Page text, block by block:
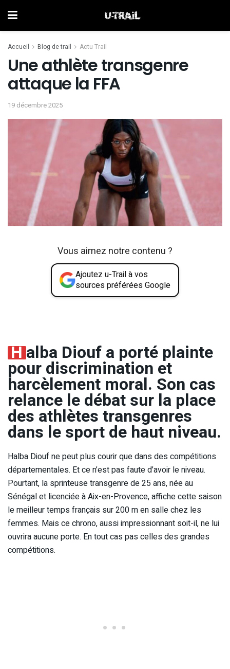
Accueil Blog de trail Actu Trail
Une athlète transgenre
attaque la FFA
19 décembre 2025
Vous aimez notre contenu ?
Ajoutez u-Trail à vos
sources préférées Google
Halba Diouf a porté plainte
pour discrimination et
harcèlement moral. Son cas
relance le débat sur la place
des athlètes transgenres
dans le sport de haut niveau.
Halba Diouf ne peut plus courir que dans des compétitions
départementales. Et ce n’est pas faute d’avoir le niveau.
Pourtant, la sprinteuse transgenre de 25 ans, née au
Sénégal et licenciée à Aix-en-Provence, affiche cette saison
le meilleur temps français sur 200 m en salle chez les
femmes. Mais ce chrono, aussi impressionnant soit-il, ne lui
ouvrira aucune porte. En tout cas pas celles des grandes
compétitions.